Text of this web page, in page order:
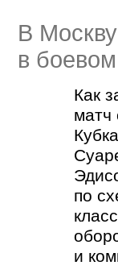
В
в
Как
матч
по
и